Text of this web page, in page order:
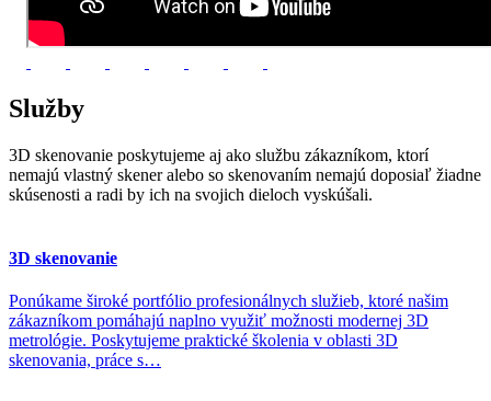
Služby
3D skenovanie poskytujeme aj ako službu zákazníkom, ktorí
nemajú vlastný skener alebo so skenovaním nemajú doposiaľ žiadne
skúsenosti a radi by ich na svojich dieloch vyskúšali.
3D skenovanie
Ponúkame široké portfólio profesionálnych služieb, ktoré našim
zákazníkom pomáhajú naplno využiť možnosti modernej 3D
metrológie. Poskytujeme praktické školenia v oblasti 3D
skenovania, práce s…